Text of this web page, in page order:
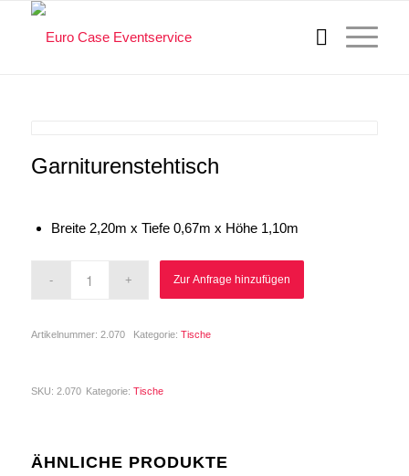
Garniturenstehtisch
Breite 2,20m x Tiefe 0,67m x Höhe 1,10m
Zur Anfrage hinzufügen
Artikelnummer: 2.070 Kategorie: Tische
SKU: 2.070 Kategorie: Tische
ÄHNLICHE PRODUKTE